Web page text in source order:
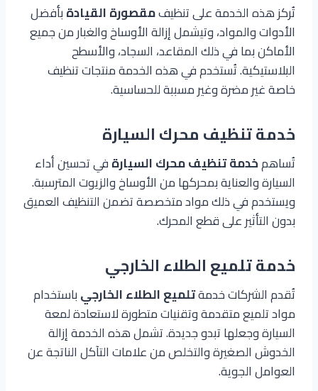
تُركز هذه الخدمة على تنظيفمقصورة القيادةبأفضل
الأدوات والمواد، وتيشمل إزالة الأوساخ والغبار من جميع
الأماكن بما في ذلك المقاعد، السجاد، والأسطح
البلاستيكية. تُستخدم في هذه الخدمة منتجات تنظيف
خاصة غير مضرة وغير مسببة للحساسية.
خدمة تنظيف محرك السيارة
تُساهمخدمة تنظيف محرك السيارةفي تحسين أداء
السيارة والعناية بمحركها من الأوساخ والزيوت المترسبة.
ويستخدم في ذلك مواد متخصصة تضمن التنظيف العميق
بدون التأثير على قطع المحرك.
خدمةتلميع الطلاءالخارجي
تُقدم الشركات خدمةتلميع الطلاء الخارجيباستخدام
مواد تلميع متقدمة وتقنيات متطورة لاستعادة لمعة
السيارة وجعلها تبدو جديدة. تشمل هذه الخدمة إزالة
الخدوش الصغيرة والتخلص من علامات التآكل الناتجة عن
العوامل الجوية.